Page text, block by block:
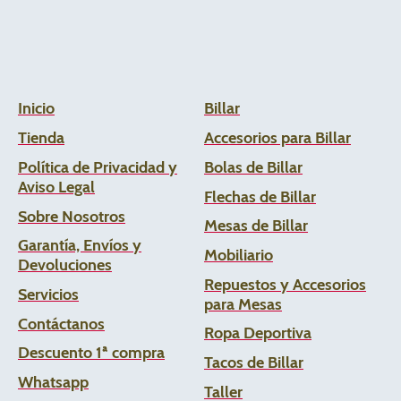
Inicio
Tienda
Política de Privacidad y
Aviso Legal
Sobre Nosotros
Garantía, Envíos y
Devoluciones
Servicios
Contáctanos
Descuento 1ª compra
Whatsapp
Billar
Accesorios para Billar
Bolas de Billar
Flechas de Billar
Mesas de Billar
Mobiliario
Repuestos y Accesorios
para Mesas
Ropa Deportiva
Tacos de Billar
Taller